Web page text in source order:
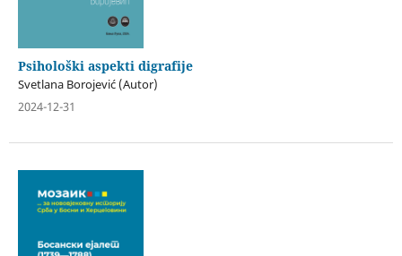
Psihološki aspekti digrafije
Svetlana Borojević (Autor)
2024-12-31